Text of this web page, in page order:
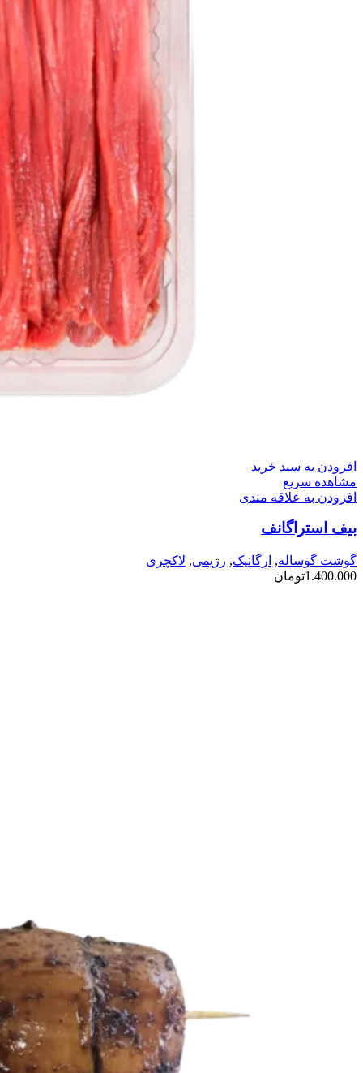
افزودن به سبد خرید
مشاهده سریع
افزودن به علاقه مندی
بیف استراگانف
گوشت گوساله, ارگانیک, رژیمی, لاکچری
1.400.000تومان